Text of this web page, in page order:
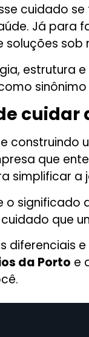
cuidado
Já para
sob
estrutura
cuidar
construindo
que
simplificar
o significado
que
diferenciais
da Porto e